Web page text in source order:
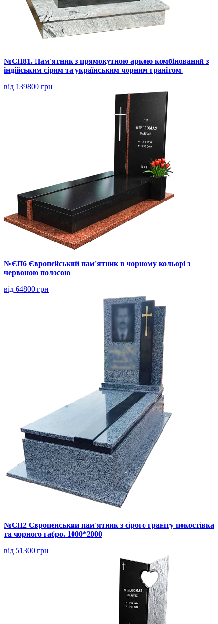
№ЄП81. Пам'ятник з прямокутною аркою комбінований з
індійським сірим та українським чорним гранітом.
від 139800 грн
№ЄП6 Європейський пам'ятник в чорному кольорі з
червоною полосою
від 64800 грн
№ЄП2 Європейський пам'ятник з сірого граніту покостівка
та чорного габро. 1000*2000
від 51300 грн